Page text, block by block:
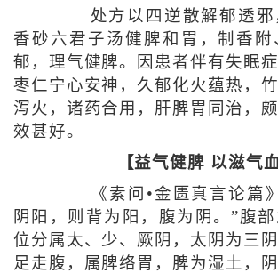
处方以四逆散解郁透邪
香砂六君子汤健脾和胃，制香附
郁，理气健脾。因患者伴有失眠
枣仁宁心安神，久郁化火蕴热，
泻火，诸药合用，肝脾胃同治，
效甚好。
【益气健脾 以滋气
《素问•金匮真言论篇
阴阳，则背为阳，腹为阴。”腹
位分属太、少、厥阴，太阴为三
足走腹，属脾络胃，脾为湿土，